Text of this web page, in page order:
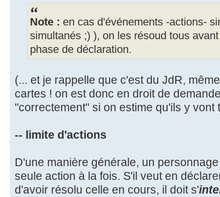
Note : en cas d'événements -actions-
simultanés ;) ), on les résoud tous
phase de déclaration.
(... et je rappelle que c'est du JdR,
cartes ! on est donc en droit de
"correctement" si on estime qu'ils y vont
-- limite d'actions
D'une manière générale, un
seule action à la fois. S'il veut en
d'avoir résolu celle en cours, il doit s'